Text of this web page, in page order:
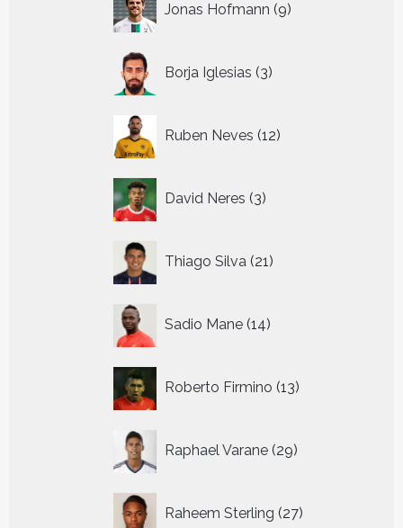
Jonas Hofmann 9
producten
Borja Iglesias 3
producten
Ruben Neves 12
producten
David Neres 3
producten
Thiago Silva 21
producten
Sadio Mane 14
producten
Roberto Firmino 13
producten
Raphael Varane 29
producten
Raheem Sterling 27
producten